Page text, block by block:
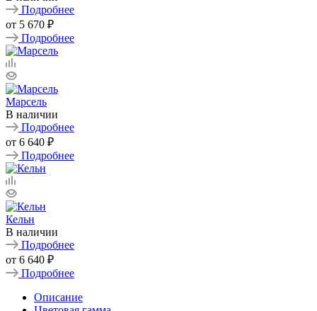
Подробнее
от 5 670 ₽
Подробнее
Марсель
В наличии
Подробнее
от 6 640 ₽
Подробнее
Кельн
В наличии
Подробнее
от 6 640 ₽
Подробнее
Описание